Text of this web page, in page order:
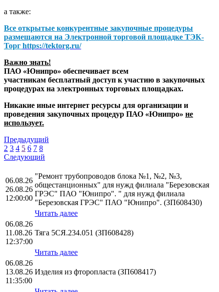
а также:
Все открытые конкурентные закупочные процедуры
размещаются на Электронной торговой площадке ТЭК-
Торг https://tektorg.ru/
Важно знать!
ПАО «Юнипро» обеспечивает всем
участникам бесплатный доступ к участию в закупочных
процедурах на электронных торговых площадках.
Никакие иные интернет ресурсы для организации и
проведения закупочных процедур ПАО «Юнипро» не
использует.
Предыдущий
2 3 4 5 6 7 8
Следующий
06.08.26
26.08.26
12:00:00
"Ремонт трубопроводов блока №1, №2, №3,
общестанционных" для нужд филиала "Березовская
ГРЭС" ПАО "Юнипро". " для нужд филиала
"Березовская ГРЭС" ПАО "Юнипро". (ЗП608430)
Читать далее
06.08.26
11.08.26
12:37:00
Тяга 5СЯ.234.051 (ЗП608428)
Читать далее
06.08.26
13.08.26
11:35:00
Изделия из фторопласта (ЗП608417)